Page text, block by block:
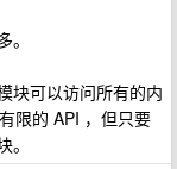
块可以访问所有的内
限的 API ，但只要